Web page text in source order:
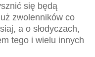
się będą
zwolenników co
a o słodyczach,
tego i wielu innych